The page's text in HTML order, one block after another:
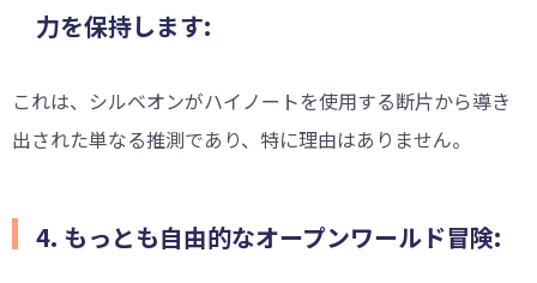
力を保持します:
これは、シルベオンがハイノートを使用する断片から導き
出された単なる推測であり、特に理由はありません。
4. もっとも自由的なオープンワールド冒険: